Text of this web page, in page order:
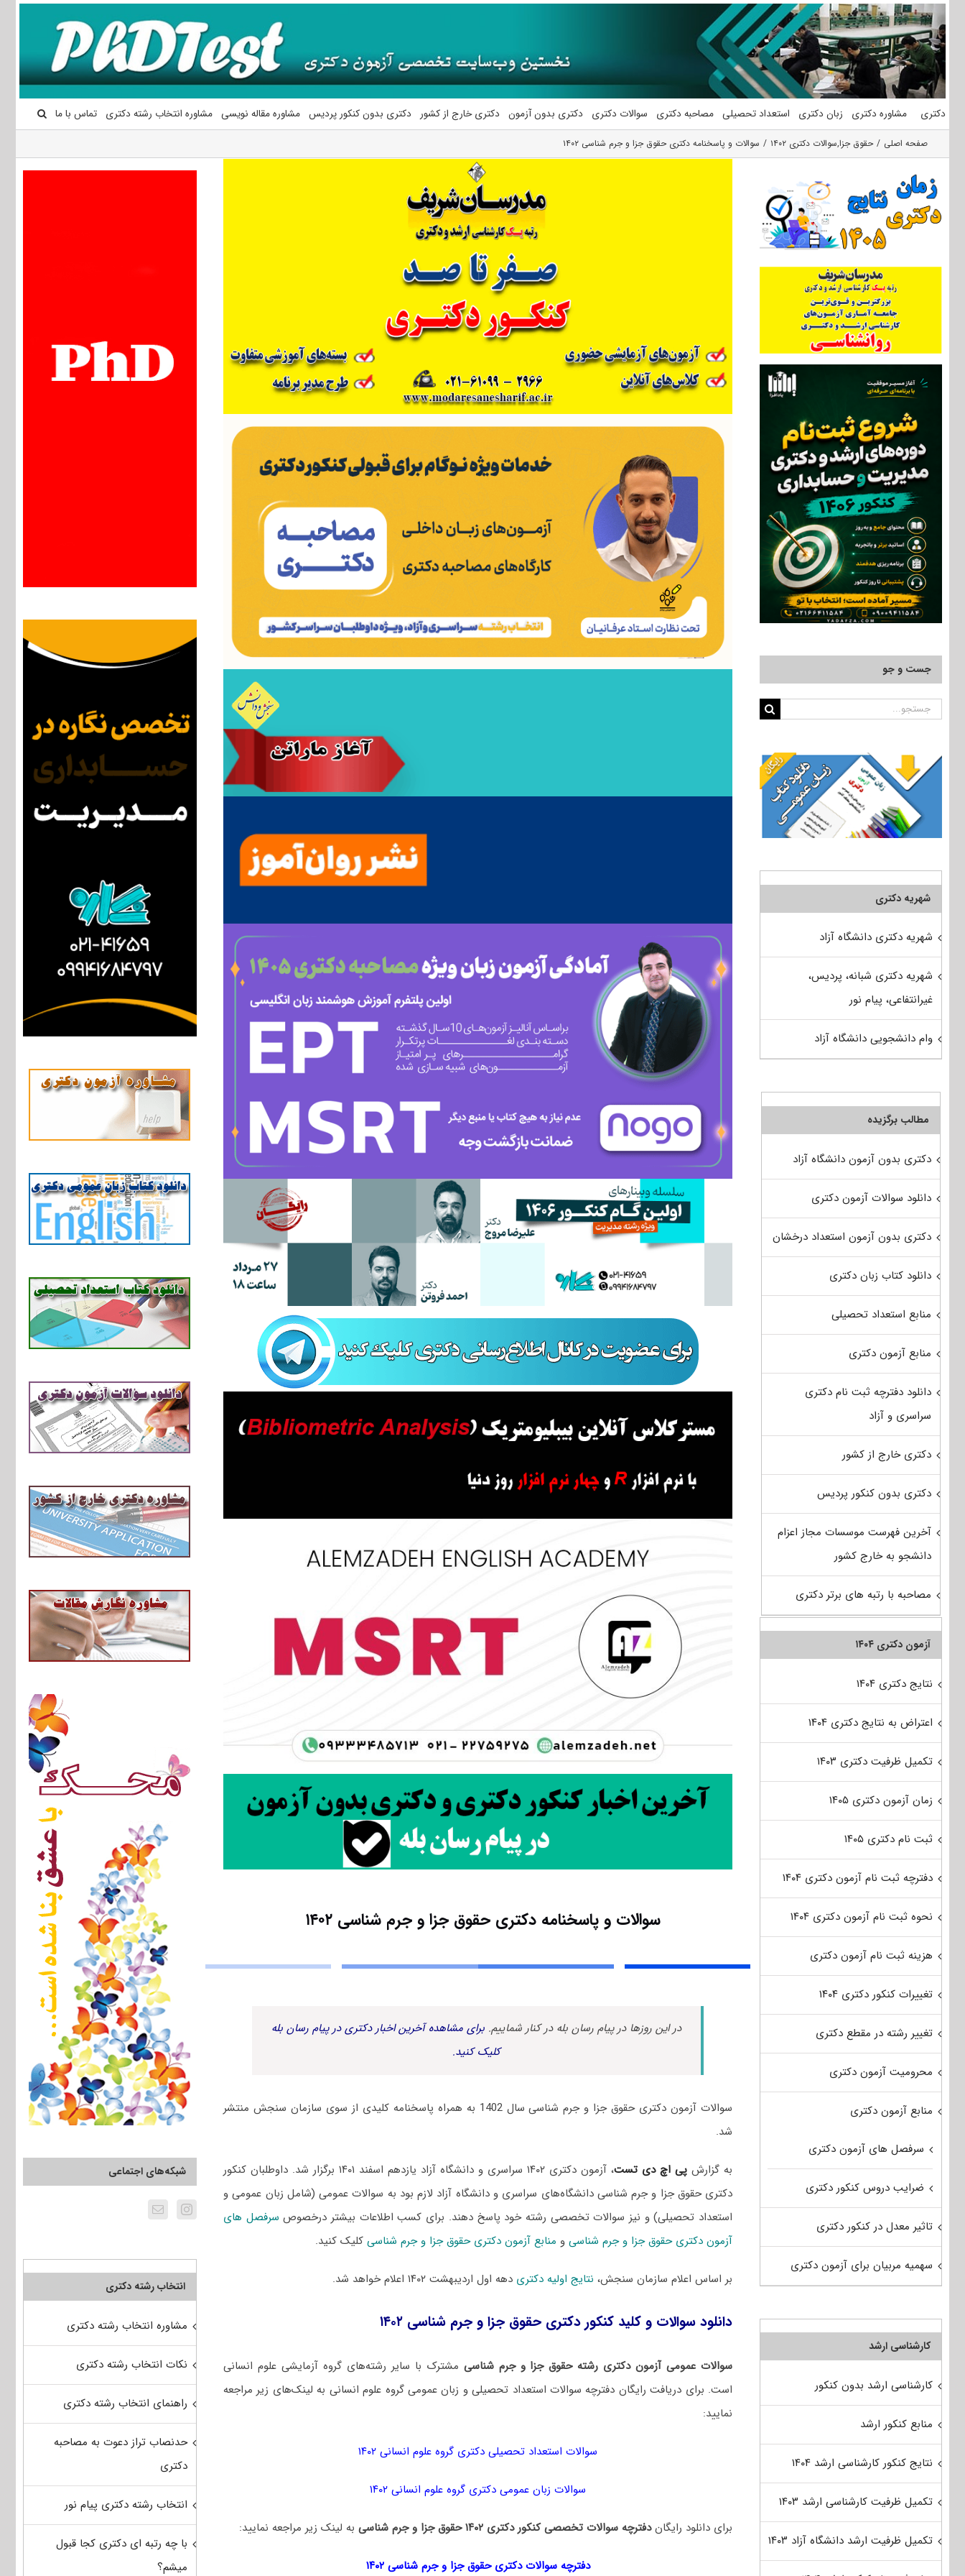
محتوا
دکتری مشاوره دکتری زبان دکتری استعداد تحصیلی مصاحبه دکتری سوالات دکتری دکتری بدون آزمون دکتری خارج از کشور دکتری بدون کنکور پردیس مشاوره مقاله نویسی مشاوره انتخاب رشته دکتری تماس با ما
صفحه اصلی حقوق جزا,سوالات دکتری ۱۴۰۲ سوالات و پاسخنامه دکتری حقوق جزا و جرم شناسی ۱۴۰۲
سوالات و پاسخنامه دکتری حقوق جزا و جرم شناسی ۱۴۰۲
در این روزها در پیام رسان بله در کنار شماییم. برای مشاهده آخرین اخبار دکتری در پیام رسان بله
کلیک کنید.
سوالات آزمون دکتری حقوق جزا و جرم شناسی سال 1402 به همراه پاسخنامه کلیدی از سوی سازمان سنجش منتشر
شد.
به گزارشپی اچ دی تست
، آزمون دکتری ۱۴۰۲ سراسری و دانشگاه آزاد یازدهم اسفند ۱۴۰۱ برگزار شد. داوطلبان کنکور
دکتری حقوق جزا و جرم شناسی دانشگاه‌های سراسری و دانشگاه آزاد لازم بود به سوالات عمومی (شامل زبان عمومی و
استعداد تحصیلی) و نیز سوالات تخصصی رشته خود پاسخ دهند. برای کسب اطلاعات بیشتر درخصوص سرفصل های
آزمون دکتری حقوق جزا و جرم شناسیو منابع آزمون دکتری حقوق جزا و جرم شناسیکلیک کنید.
بر اساس اعلام سازمان سنجش، نتایج اولیه دکتری دهه اول اردیبهشت ۱۴۰۲ اعلام خواهد شد.
دانلود سوالات و کلید کنکور دکتری حقوق جزا و جرم شناسی ۱۴۰۲
سوالات عمومی آزمون دکتری رشته حقوق جزا و جرم شناسی مشترک با سایر رشته‌های گروه آزمایشی علوم انسانی
است. برای دریافت رایگان دفترچه سوالات استعداد تحصیلی و زبان عمومی گروه علوم انسانی به لینک‌های زیر مراجعه
نمایید:
سوالات استعداد تحصیلی دکتری گروه علوم انسانی ۱۴۰۲
سوالات زبان عمومی دکتری گروه علوم انسانی ۱۴۰۲
برای دانلود رایگاندفترچه سوالات تخصصی کنکور دکتری ۱۴۰۲ حقوق جزا و جرم شناسی به لینک زیر مراجعه نمایید:
دفترچه سوالات دکتریحقوق جزا و جرم شناسی ۱۴۰۲
شبکه‌های اجتماعی
انتخاب رشته دکتری
مشاوره انتخاب رشته دکتری
نکات انتخاب رشته دکتری
راهنمای انتخاب رشته دکتری
حدنصاب تراز دعوت به مصاحبه
دکتری
انتخاب رشته دکتری پیام نور
با چه رتبه ای دکتری کجا قبول
میشم؟
جست و جو
جستجو
شهریه دکتری
شهریه دکتری دانشگاه آزاد
شهریه دکتری شبانه، پردیس،
غیرانتفاعی، پیام نور
وام دانشجویی دانشگاه آزاد
مطالب برگزیده
دکتری بدون آزمون دانشگاه آزاد
دانلود سوالات آزمون دکتری
دکتری بدون آزمون استعداد درخشان
دانلود کتاب زبان دکتری
منابع استعداد تحصیلی
منابع آزمون دکتری
دانلود دفترچه ثبت نام دکتری
سراسری و آزاد
دکتری خارج از کشور
دکتری بدون کنکور پردیس
آخرین فهرست موسسات مجاز اعزام
دانشجو به خارج کشور
مصاحبه با رتبه های برتر دکتری
آزمون دکتری ۱۴۰۴
نتایج دکتری ۱۴۰۴
اعتراض به نتایج دکتری ۱۴۰۴
تکمیل ظرفیت دکتری ۱۴۰۳
زمان آزمون دکتری ۱۴۰۵
ثبت نام دکتری ۱۴۰۵
دفترچه ثبت نام آزمون دکتری ۱۴۰۴
نحوه ثبت نام آزمون دکتری ۱۴۰۴
هزینه ثبت نام آزمون دکتری
تغییرات کنکور دکتری ۱۴۰۴
تغییر رشته در مقطع دکتری
محرومیت آزمون دکتری
منابع آزمون دکتری
سرفصل های آزمون دکتری
ضرایب دروس کنکور دکتری
تاثیر معدل در کنکور دکتری
سهمیه مربیان برای آزمون دکتری
کارشناسی ارشد
کارشناسی ارشد بدون کنکور
منابع کنکور ارشد
نتایج کنکور کارشناسی ارشد ۱۴۰۴
تکمیل ظرفیت کارشناسی ارشد ۱۴۰۳
تکمیل ظرفیت ارشد دانشگاه آزاد ۱۴۰۳